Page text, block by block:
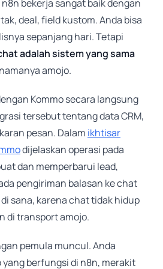
bekerja sangat baik dengan
deal, field kustom. Anda bisa
sepanjang hari. Tetapi
adalah sistem yang sama
amojo.
Kommo secara langsung
tersebut tentang data CRM,
pesan. Dalam ikhtisar
dijelaskan operasi pada
dan memperbarui lead,
pengiriman balasan ke chat
sana, karena chat tidak hidup
di transport amojo.
pemula muncul. Anda
yang berfungsi di n8n, merakit